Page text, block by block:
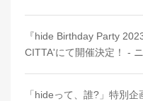
『hide Birthday Party
CITTA'にて開催決定！ -
「hideって、誰?」特別